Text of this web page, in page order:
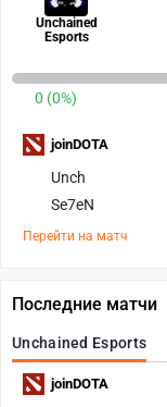
Unchained
Esports
0 (0%)
Unch
Se7eN
Перейти на матч
joinDOTA
Последние матчи
Unchained Esports
joinDOTA